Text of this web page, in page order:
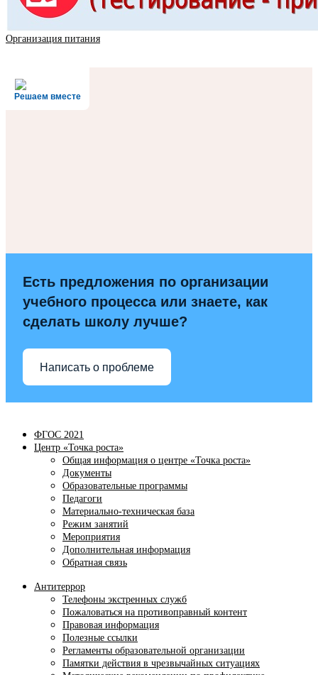
Организация питания
Решаем вместе
Есть предложения по организации
учебного процесса или знаете, как
сделать школу лучше?
Написать о проблеме
ФГОС 2021
Центр «Точка роста»
Общая информация о центре «Точка роста»
Документы
Образовательные программы
Педагоги
Материально-техническая база
Режим занятий
Мероприятия
Дополнительная информация
Обратная связь
Антитеррор
Телефоны экстренных служб
Пожаловаться на противоправный контент
Правовая информация
Полезные ссылки
Регламенты образовательной организации
Памятки действия в чрезвычайных ситуациях